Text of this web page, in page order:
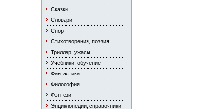
Сказки
Словари
Спорт
Стихотворения, поэзия
Триллер, ужасы
Учебники, обучение
Фантастика
Философия
Фэнтези
Энциклопедии, справочники